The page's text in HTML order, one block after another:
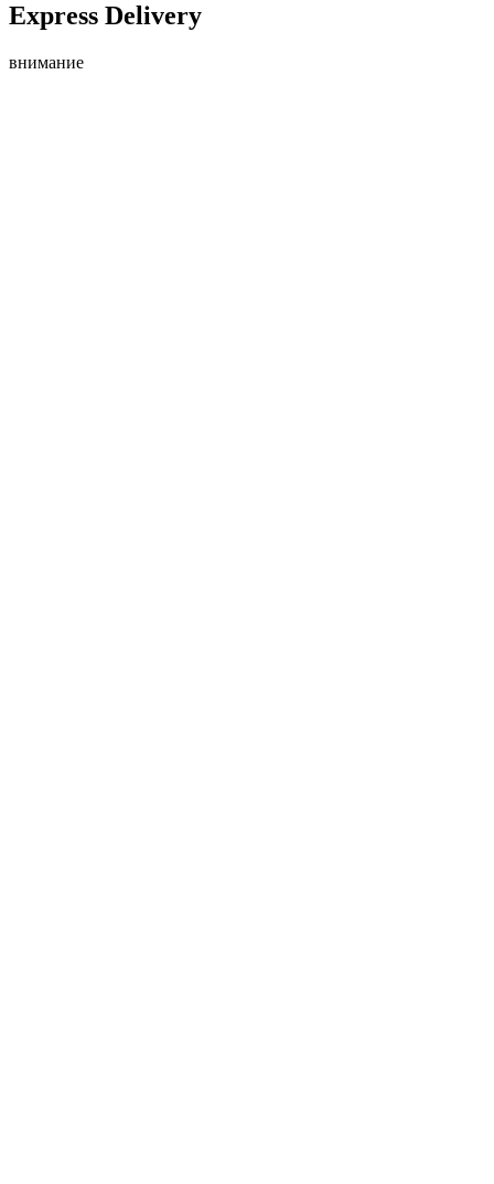
Express Delivery
внимание